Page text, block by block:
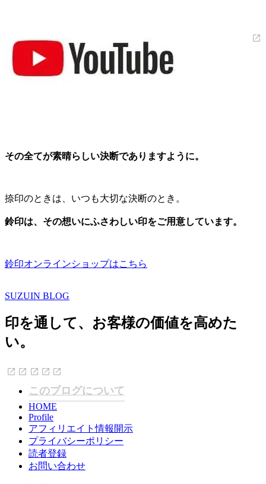
その全てが素晴らしい決断でありますように。
捺印のときは、いつも大切な決断のとき。
鈴印は、その想いにふさわしい印をご用意しています。
鈴印オンラインショップはこちら
SUZUIN BLOG
印を通して、お客様の価値を高めた
い。
このブログについて
HOME
Profile
アフィリエイト情報開示
プライバシーポリシー
読者登録
お問い合わせ